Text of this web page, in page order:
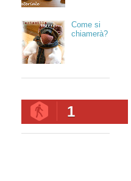
Come si
chiamerà?
1